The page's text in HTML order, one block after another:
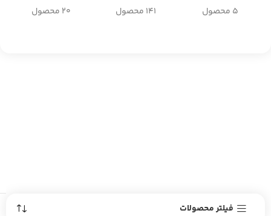
5 محصول
141 محصول
20 محصول
فیلتر محصولات